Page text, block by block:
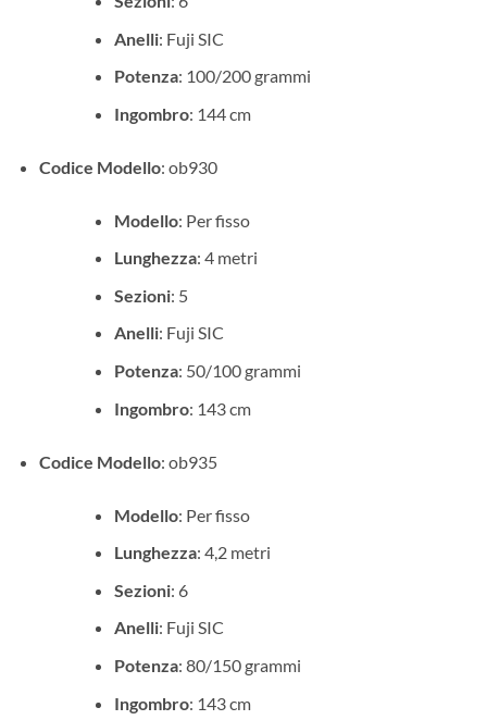
Anelli: Fuji SIC
Potenza: 100/200 grammi
Ingombro: 144 cm
Codice Modello: ob930
Modello: Per fisso
Lunghezza: 4 metri
Sezioni: 5
Anelli: Fuji SIC
Potenza: 50/100 grammi
Ingombro: 143 cm
Codice Modello: ob935
Modello: Per fisso
Lunghezza: 4,2 metri
Sezioni: 6
Anelli: Fuji SIC
Potenza: 80/150 grammi
Ingombro: 143 cm